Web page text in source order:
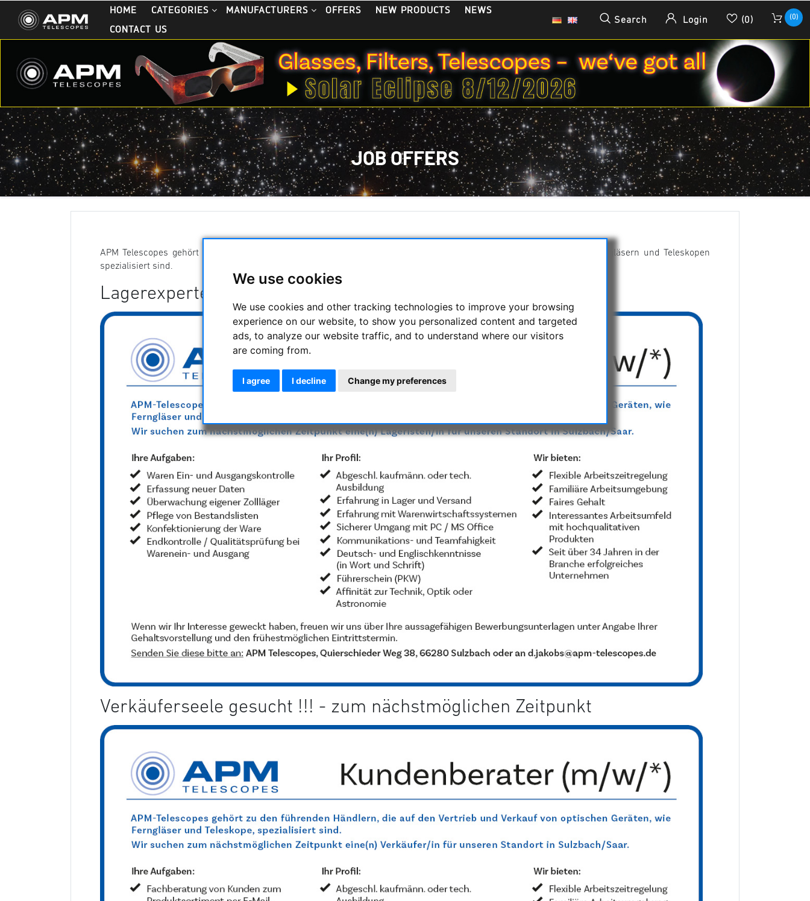
We use cookies
We use cookies and other tracking technologies to improve your browsing
experience on our website, to show you personalized content and targeted
ads, to analyze our website traffic, and to understand where our visitors
are coming from.
I agree I decline Change my preferences
HOME CATEGORIES MANUFACTURERS OFFERS NEW PRODUCTS
NEWS
CONTACT US
Search Login (0) (0)
JOB OFFERS
APM Telescopes gehört zu den führenden Händlern, die auf den Vertrieb und Verkauf von optischen ­Geräten wie Ferngläsern und Teleskopen
spezialisiert sind.
Lagerexperte gesucht !!! - zum nächstmöglichen Zeitpunkt
Verkäuferseele gesucht !!! - zum nächstmöglichen Zeitpunkt